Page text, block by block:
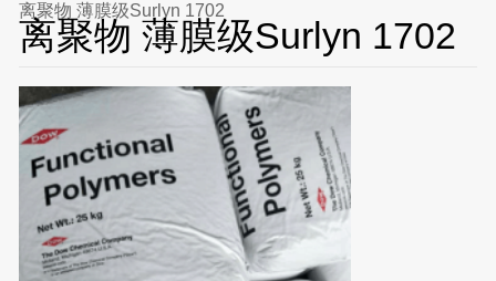
离聚物 薄膜级Surlyn 1702
离聚物 薄膜级Surlyn 1702